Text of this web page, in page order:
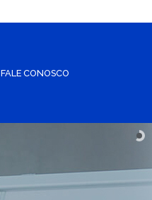
FALE CONOSCO